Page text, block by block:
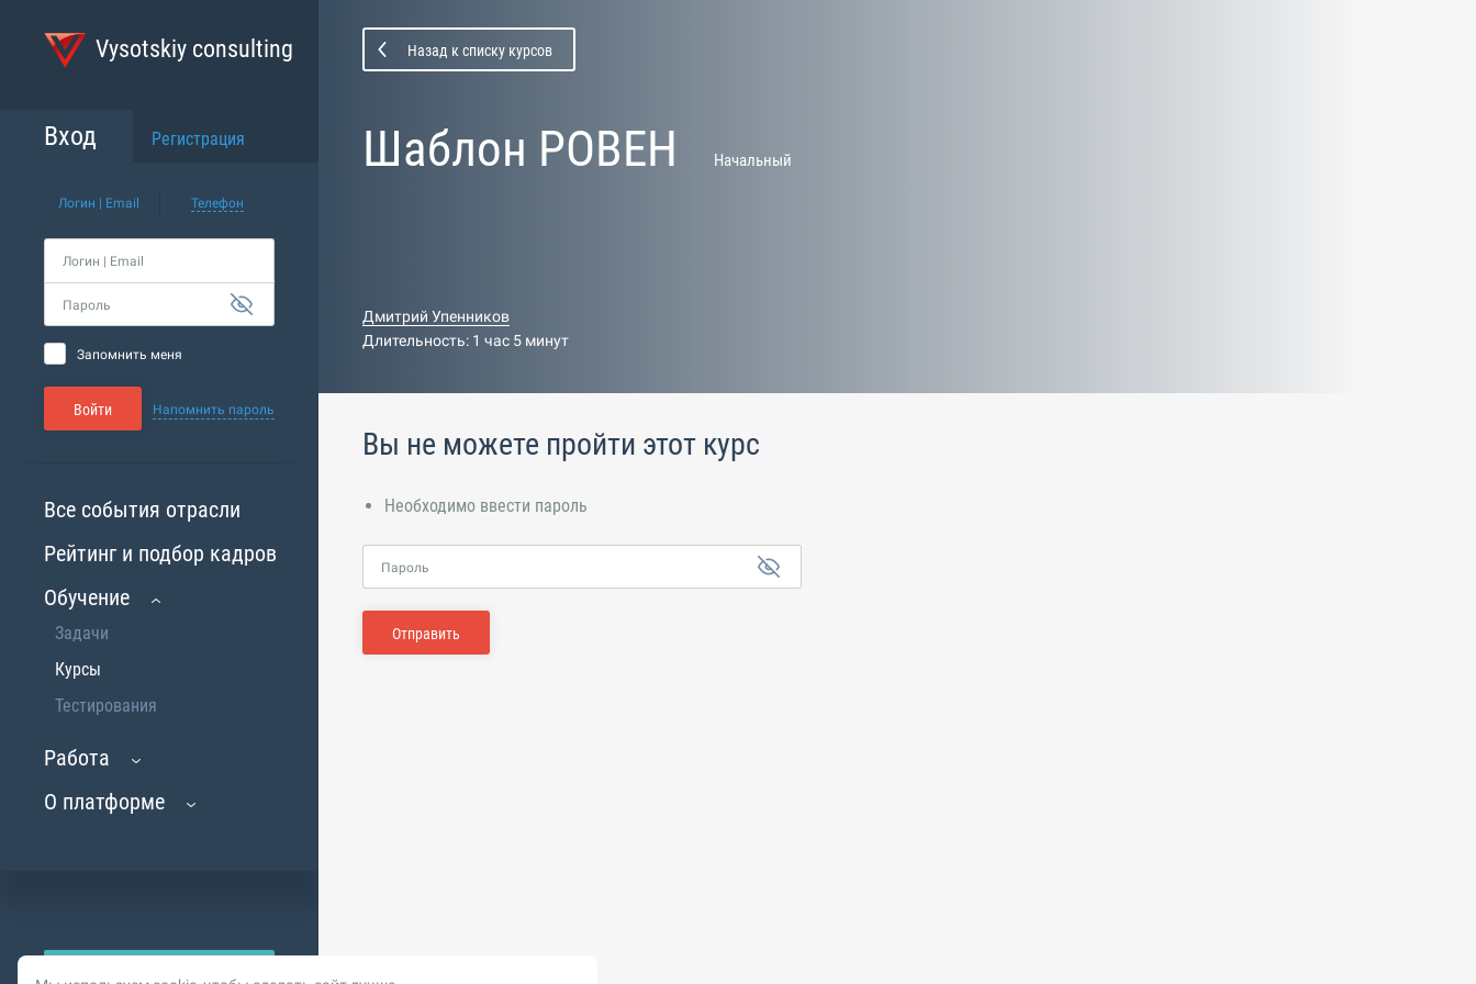
Vysotskiy consulting
Вход Регистрация
Логин | Email Телефон
Логин | Email
Пароль
Запомнить меня
Войти Напомнить пароль
Все события отрасли
Рейтинг и подбор кадров
Обучение
Задачи
Курсы
Тестирования
Работа
О платформе
Назад к списку курсов
Шаблон РОВЕН Начальный
Дмитрий Упенников
Длительность: 1 час 5 минут
Вы не можете пройти этот курс
Необходимо ввести пароль
Пароль
Отправить